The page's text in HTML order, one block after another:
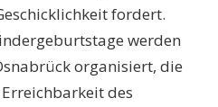
fordert.
werden
organisiert, die
des